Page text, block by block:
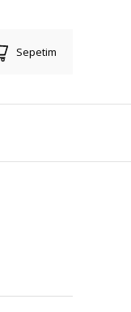
Sepetim